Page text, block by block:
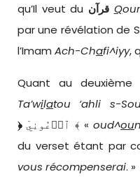
qu’Il veut du قرآن Q
par une révélation de
l’Imam Ach-Chafi^iyy,
Quant au deuxième
Ta’wilatou ‘ahli s-
﴿
ٱدۡعُونِيٓ ﴾ «oud^ou
du verset étant par
vous récompenserai. »